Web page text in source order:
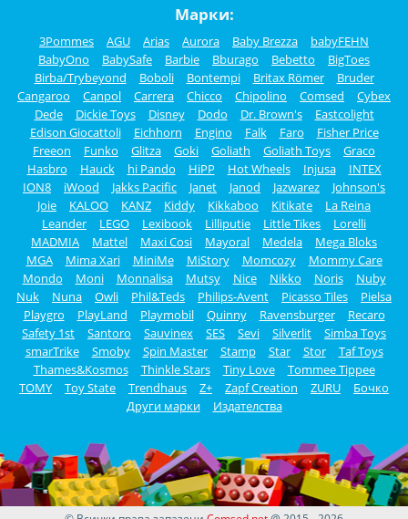
Марки:
3Pommes AGU Arias Aurora Baby Brezza
babyFEHN
BabyOno
BabySafe Barbie Bburago Bebetto
BigToes
Birba/Trybeyond
Boboli Bontempi Britax Römer
Bruder
Cangaroo
Canpol Carrera Chicco Chipolino Comsed
Cybex
Dede
Dickie Toys Disney Dodo Dr. Brown's
Eastcolight
Edison Giocattoli
Eichhorn Engino Falk Faro
Fisher Price
Freeon
Funko Glitza Goki Goliath Goliath Toys
Graco
Hasbro
Hauck hi Pando HiPP Hot Wheels Injusa
INTEX
ION8
iWood Jakks Pacific Janet Janod Jazwarez
Johnson's
Joie
KALOO KANZ Kiddy Kikkaboo Kitikate
La Reina
Leander
LEGO Lexibook Lilliputie Little Tikes
Lorelli
MADMIA
Mattel Maxi Cosi Mayoral Medela
Mega Bloks
MGA
Mima Xari MiniMe MiStory Momcozy
Mommy Care
Mondo
Moni Monnalisa Mutsy Nice Nikko Noris
Nuby
Nuk
Nuna Owli Phil&Teds Philips-Avent Picasso Tiles
Pielsa
Playgro
PlayLand Playmobil Quinny Ravensburger
Recaro
Safety 1st
Santoro Sauvinex SES Sevi Silverlit
Simba Toys
smarTrike
Smoby Spin Master Stamp Star Stor
Taf Toys
Thames&Kosmos
Thinkle Stars Tiny Love
Tommee Tippee
TOMY
Toy State Trendhaus Z+ Zapf Creation ZURU
Бочко
Други марки
Издателства